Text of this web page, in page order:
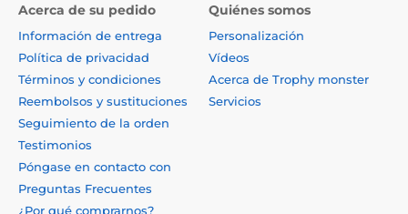
Acerca de su pedido
Información de entrega
Política de privacidad
Términos y condiciones
Reembolsos y sustituciones
Seguimiento de la orden
Testimonios
Póngase en contacto con
Preguntas Frecuentes
¿Por qué comprarnos?
Quiénes somos
Personalización
Vídeos
Acerca de Trophy monster
Servicios